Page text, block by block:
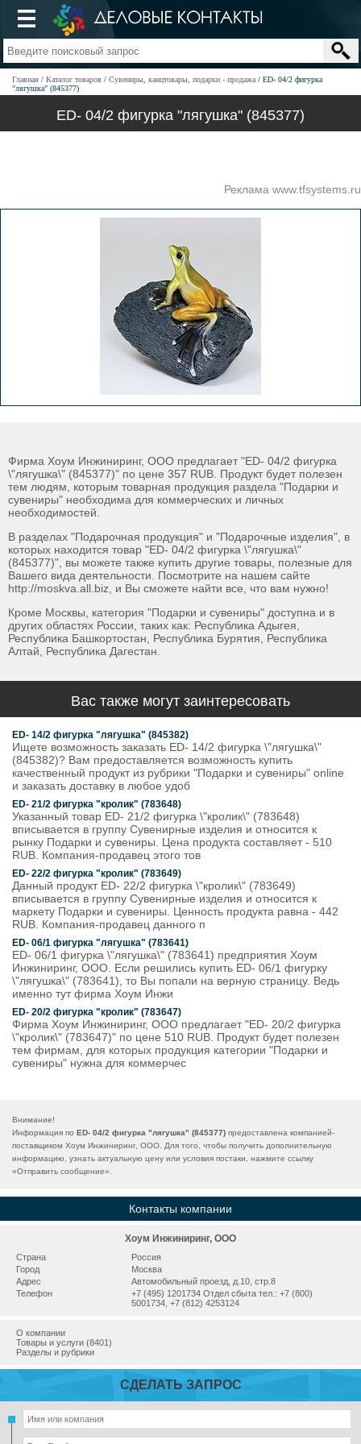
Главная Каталог товаров Сувениры, канцтовары, подарки - продажа
ED- 04/2 фигурка
"лягушка" (845377)
ED- 04/2 фигурка "лягушка" (845377)
Реклама www.tfsystems.ru
Фирма Хоум Инжиниринг, ООО предлагает "ED- 04/2 фигурка
\"лягушка\" (845377)" по цене 357 RUB. Продукт будет полезен
тем людям, которым товарная продукция раздела "Подарки и
сувениры" необходима для коммерческих и личных
необходимостей.
В разделах "Подарочная продукция" и "Подарочные изделия", в
которых находится товар "ED- 04/2 фигурка \"лягушка\"
(845377)", вы можете также купить другие товары, полезные для
Вашего вида деятельности. Посмотрите на нашем сайте
http://moskva.all.biz, и Вы сможете найти все, что вам нужно!
Кроме Москвы, категория "Подарки и сувениры" доступна и в
других областях России, таких как: Республика Адыгея,
Республика Башкортостан, Республика Бурятия, Республика
Алтай, Республика Дагестан.
Вас также могут заинтересовать
ED- 14/2 фигурка "лягушка" (845382)
Ищете возможность заказать ED- 14/2 фигурка \"лягушка\"
(845382)? Вам предоставляется возможность купить
качественный продукт из рубрики "Подарки и сувениры" online
и заказать доставку в любое удоб
ED- 21/2 фигурка "кролик" (783648)
Указанный товар ED- 21/2 фигурка \"кролик\" (783648)
вписывается в группу Сувенирные изделия и относится к
рынку Подарки и сувениры. Цена продукта составляет - 510
RUB. Компания-продавец этого тов
ED- 22/2 фигурка "кролик" (783649)
Данный продукт ED- 22/2 фигурка \"кролик\" (783649)
вписывается в группу Сувенирные изделия и относится к
маркету Подарки и сувениры. Ценность продукта равна - 442
RUB. Компания-продавец данного п
ED- 06/1 фигурка "лягушка" (783641)
ED- 06/1 фигурка \"лягушка\" (783641) предприятия Хоум
Инжиниринг, ООО. Если решились купить ED- 06/1 фигурку
\"лягушка\" (783641), то Вы попали на верную страницу. Ведь
именно тут фирма Хоум Инжи
ED- 20/2 фигурка "кролик" (783647)
Фирма Хоум Инжиниринг, ООО предлагает "ED- 20/2 фигурка
\"кролик\" (783647)" по цене 510 RUB. Продукт будет полезен
тем фирмам, для которых продукция категории "Подарки и
сувениры" нужна для коммерчес
Внимание!
Информация по ED- 04/2 фигурка "лягушка" (845377) предоставлена компанией-
поставщиком Хоум Инжиниринг, ООО. Для того, чтобы получить дополнительную
информацию, узнать актуальную цену или условия постаки, нажмите ссылку
«Отправить сообщение».
Контакты компании
Хоум Инжиниринг, ООО
Страна
Россия
Город
Москва
Адрес
Автомобильный проезд, д.10, стр.8
Телефон
+7 (495) 1201734 Отдел сбыта тел.: +7 (800)
5001734, +7 (812) 4253124
О компании
Товары и услуги (8401)
Разделы и рубрики
СДЕЛАТЬ ЗАПРОС